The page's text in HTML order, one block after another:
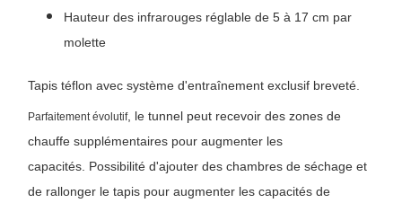
Hauteur des infrarouges réglable de 5 à 17 cm par
molette
Tapis téflon avec système d'entraînement exclusif breveté.
Parfaitement évolutif, le tunnel peut recevoir des zones de
chauffe supplémentaires pour augmenter les
capacités. Possibilité d'ajouter des chambres de séchage et
de rallonger le tapis pour augmenter les capacités de